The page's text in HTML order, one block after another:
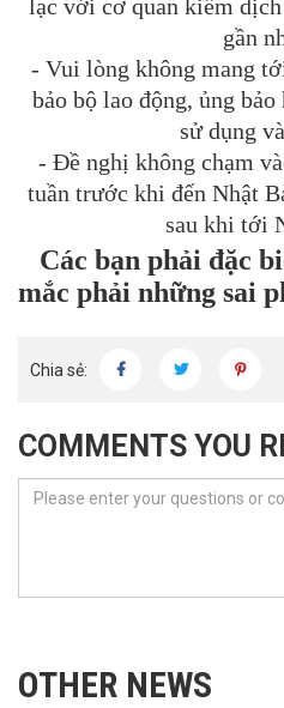
lạc với cơ quan kiểm
gần
- Vui lòng không mang
bảo bộ lao động, ủng
sử dụng
- Đề nghị không chạm
tuần trước khi đến Nhật
sau khi tới
Các bạn phải đặc
mắc phải những sai
Chia sẻ:
COMMENTS YOU
OTHER NEWS